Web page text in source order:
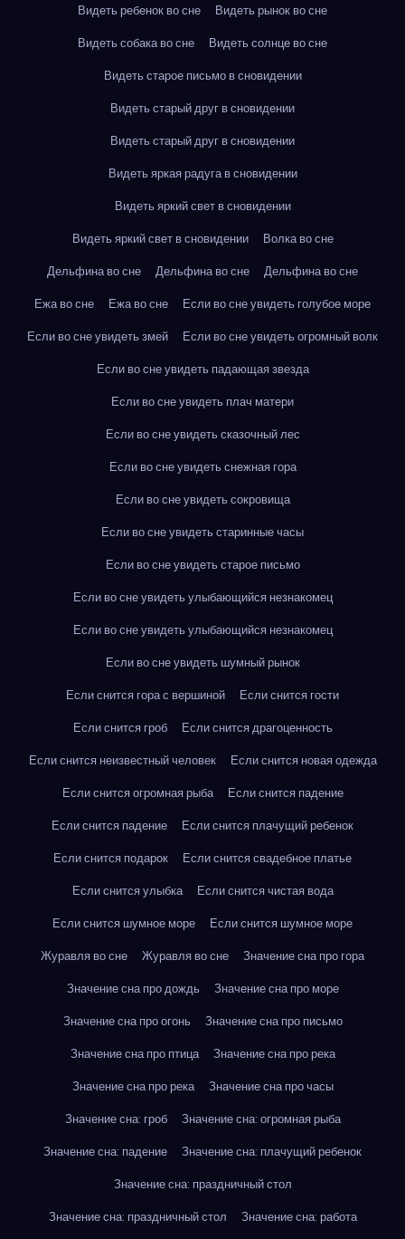
Видеть ребенок во сне
Видеть рынок во сне
Видеть собака во сне
Видеть солнце во сне
Видеть старое письмо в сновидении
Видеть старый друг в сновидении
Видеть старый друг в сновидении
Видеть яркая радуга в сновидении
Видеть яркий свет в сновидении
Видеть яркий свет в сновидении
Волка во сне
Дельфина во сне
Дельфина во сне
Дельфина во сне
Ежа во сне
Ежа во сне
Если во сне увидеть голубое море
Если во сне увидеть змей
Если во сне увидеть огромный волк
Если во сне увидеть падающая звезда
Если во сне увидеть плач матери
Если во сне увидеть сказочный лес
Если во сне увидеть снежная гора
Если во сне увидеть сокровища
Если во сне увидеть старинные часы
Если во сне увидеть старое письмо
Если во сне увидеть улыбающийся незнакомец
Если во сне увидеть улыбающийся незнакомец
Если во сне увидеть шумный рынок
Если снится гора с вершиной
Если снится гости
Если снится гроб
Если снится драгоценность
Если снится неизвестный человек
Если снится новая одежда
Если снится огромная рыба
Если снится падение
Если снится падение
Если снится плачущий ребенок
Если снится подарок
Если снится свадебное платье
Если снится улыбка
Если снится чистая вода
Если снится шумное море
Если снится шумное море
Журавля во сне
Журавля во сне
Значение сна про гора
Значение сна про дождь
Значение сна про море
Значение сна про огонь
Значение сна про письмо
Значение сна про птица
Значение сна про река
Значение сна про река
Значение сна про часы
Значение сна: гроб
Значение сна: огромная рыба
Значение сна: падение
Значение сна: плачущий ребенок
Значение сна: праздничный стол
Значение сна: праздничный стол
Значение сна: работа